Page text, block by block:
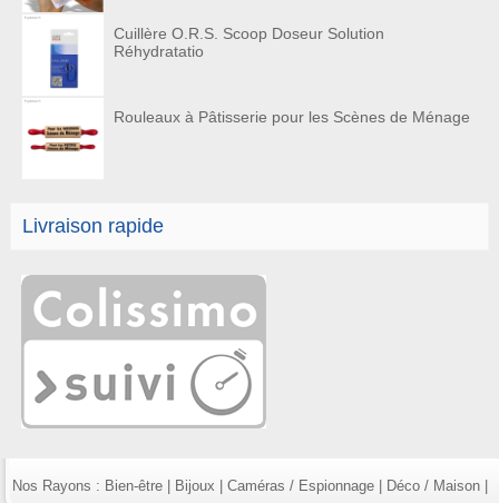
Cuillère O.R.S. Scoop Doseur Solution
Réhydratatio
Rouleaux à Pâtisserie pour les Scènes de Ménage
Livraison rapide
Nos Rayons : Bien-être| Bijoux Caméras / Espionnage| Déco / Maison|